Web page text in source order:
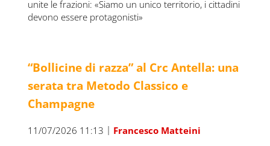
unite le frazioni: «Siamo un unico territorio, i cittadini
devono essere protagonisti»
“Bollicine di razza” al Crc Antella: una
serata tra Metodo Classico e
Champagne
11/07/2026 11:13 | Francesco Matteini